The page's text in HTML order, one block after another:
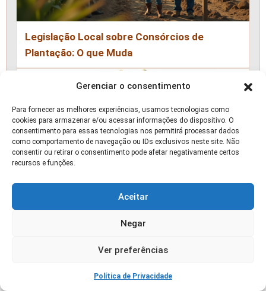
Gerenciar o consentimento
Para fornecer as melhores experiências, usamos tecnologias como
cookies para armazenar e/ou acessar informações do dispositivo. O
consentimento para essas tecnologias nos permitirá processar dados
como comportamento de navegação ou IDs exclusivos neste site. Não
consentir ou retirar o consentimento pode afetar negativamente certos
recursos e funções.
Aceitar
Negar
Ver preferências
Política de Privacidade
Legislação Local sobre Consórcios de
Plantação: O que Muda
Drone Dji Mini 4 Pro Standard (com Tela) Br -